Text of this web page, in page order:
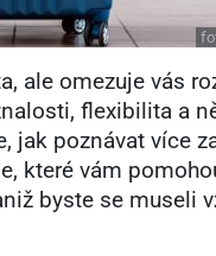
ale omezuje vás
flexibilita a
jak poznávat více
které vám
byste se museli